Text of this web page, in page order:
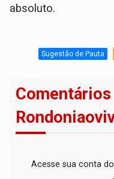
absoluto.
Sugestão de Pauta
Comentários
Acesse sua conta